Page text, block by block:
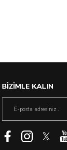
BİZİMLE KALIN